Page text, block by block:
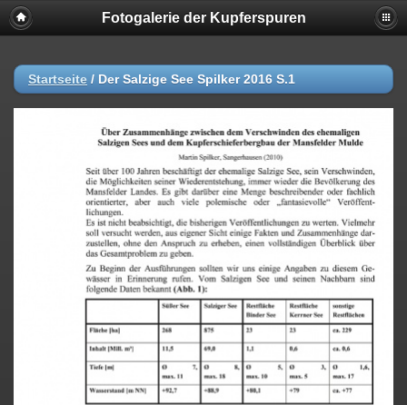
Fotogalerie der Kupferspuren
Startseite / Der Salzige See Spilker 2016 S.1